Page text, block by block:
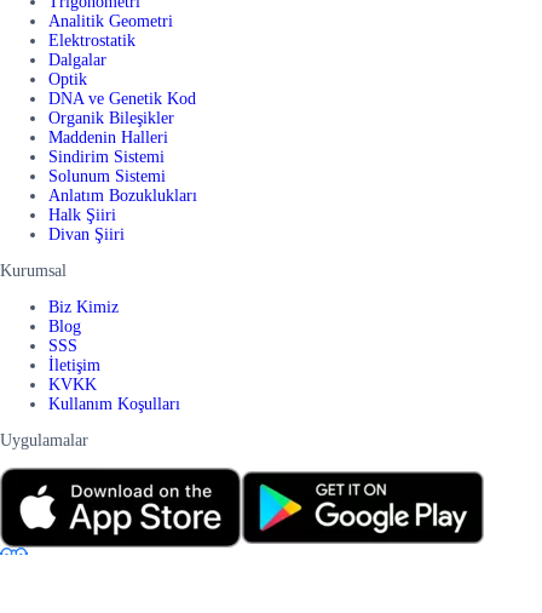
Analitik Geometri
Elektrostatik
Dalgalar
Optik
DNA ve Genetik Kod
Organik Bileşikler
Maddenin Halleri
Sindirim Sistemi
Solunum Sistemi
Anlatım Bozuklukları
Halk Şiiri
Divan Şiiri
Kurumsal
Biz Kimiz
Blog
SSS
İletişim
KVKK
Kullanım Koşulları
Uygulamalar